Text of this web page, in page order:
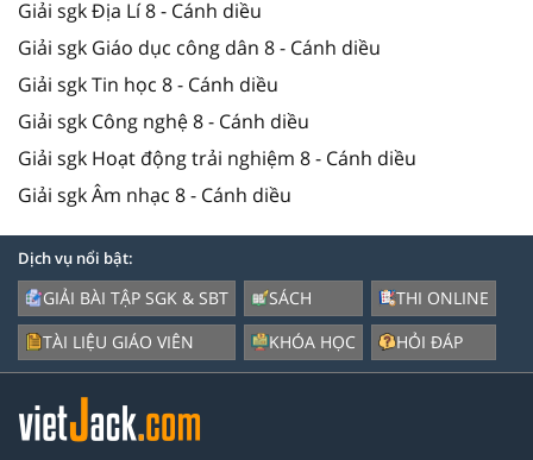
Giải sgk Địa Lí 8 - Cánh diều
Giải sgk Giáo dục công dân 8 - Cánh diều
Giải sgk Tin học 8 - Cánh diều
Giải sgk Công nghệ 8 - Cánh diều
Giải sgk Hoạt động trải nghiệm 8 - Cánh diều
Giải sgk Âm nhạc 8 - Cánh diều
Dịch vụ nổi bật:
GIẢI BÀI TẬP SGK & SBT
TÀI LIỆU GIÁO VIÊN
SÁCH
KHÓA HỌC
THI ONLINE
HỎI ĐÁP